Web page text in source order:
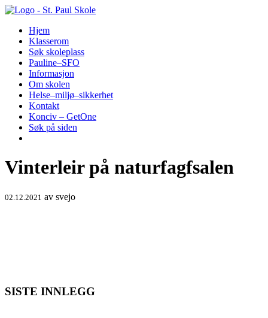
Hopp
innholdHjem
Klasserom
Søk skoleplass
Pauline–SFO
Informasjon
Om skolen
Helse–miljø–sikkerhet
Kontakt
Konciv – GetOne
Søk på siden
Vinterleir på naturfagfsalen
02.12.2021 av svejo
SISTE INNLEGG